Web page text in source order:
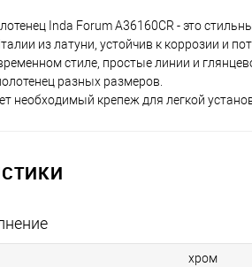
Inda Forum A36160CR - это
из латуни, устойчив к коррозии и
стиле, простые линии и
разных размеров.
необходимый крепеж для легкой
хром